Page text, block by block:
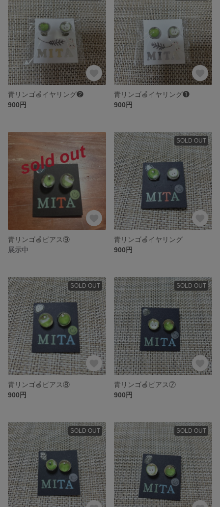
青リンゴ🍏イヤリング❷
900円
青リンゴ🍏イヤリング❶
900円
青リンゴ🍏ピアス⑨
展示中
SOLD OUT
青リンゴ🍏イヤリング
900円
SOLD OUT
青リンゴ🍏ピアス⑧
900円
SOLD OUT
青リンゴ🍏ピアス⑦
900円
SOLD OUT SOLD OUT